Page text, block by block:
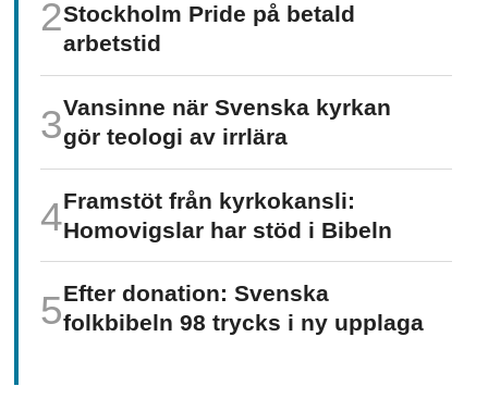
Stockholm Pride på betald
arbetstid
Vansinne när Svenska kyrkan
gör teologi av irrlära
Framstöt från kyrkokansli:
Homo­vigslar har stöd i Bibeln
Efter donation: Svenska
folkbibeln 98 trycks i ny upplaga